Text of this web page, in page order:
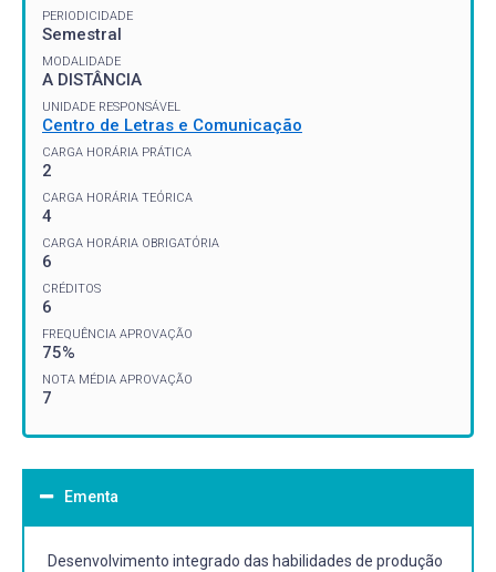
PERIODICIDADE
Semestral
MODALIDADE
A DISTÂNCIA
UNIDADE RESPONSÁVEL
Centro de Letras e Comunicação
CARGA HORÁRIA PRÁTICA
2
CARGA HORÁRIA TEÓRICA
4
CARGA HORÁRIA OBRIGATÓRIA
6
CRÉDITOS
6
FREQUÊNCIA APROVAÇÃO
75%
NOTA MÉDIA APROVAÇÃO
7
Ementa
Desenvolvimento integrado das habilidades de produção